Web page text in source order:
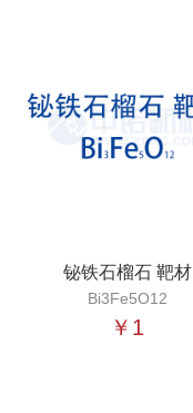
铋铁石榴石 靶材
Bi3Fe5O12
￥1